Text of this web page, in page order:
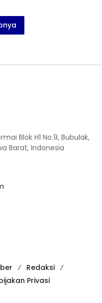
Blok H1 No.9, Bubulak,
Barat, Indonesia
Redaksi
Privasi